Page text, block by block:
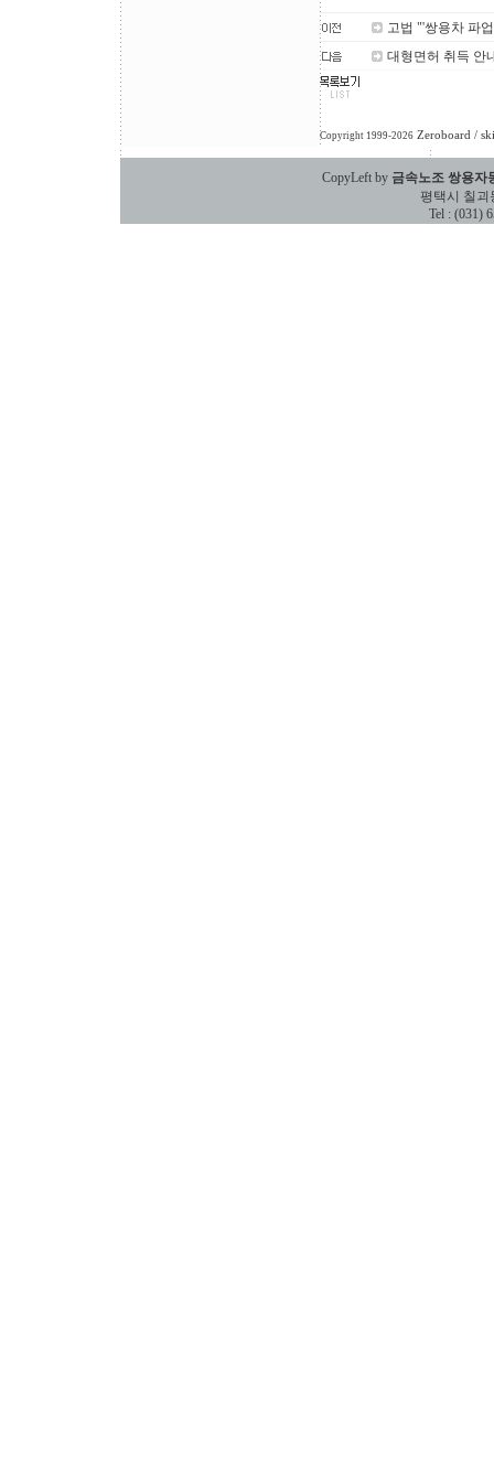
고법 "'쌍용차 파
대형면허 취득 안
Copyright 1999-2026 Zeroboard /
CopyLeft by 금속노조 쌍용자
평택시 칠괴동
Tel : (031)